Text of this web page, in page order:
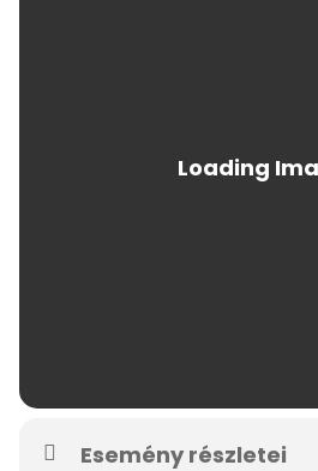
Esemény részletei